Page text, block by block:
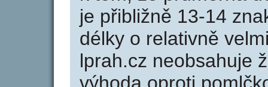
je přibližně 13-14
délky o relativně
lprah.cz neobsahuje